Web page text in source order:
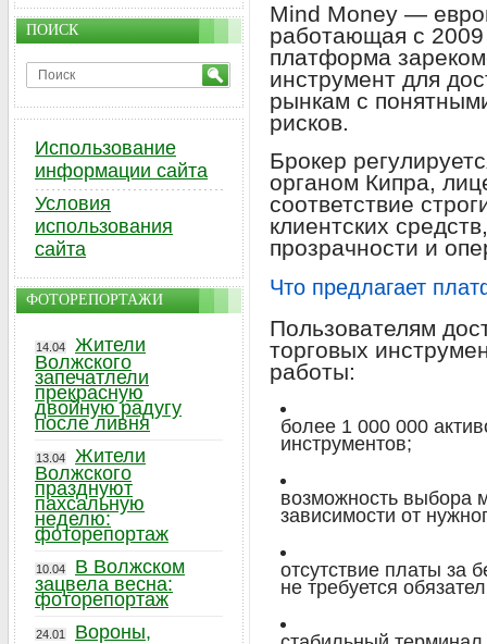
Mind Money —
работающая с
платформа
инструмент для
рынкам с
рисков.
Брокер
органом Кипра,
соответствие
клиентских
прозрачности и
Что предлагает
Пользователям
торговых
работы:
более 1 000 000
инструментов;
возможность выбора
зависимости от
отсутствие платы за
не требуется
ПОИСК
Использование
информации сайта
Условия
использования
сайта
ФОТОРЕПОРТАЖИ
14.04
Жители
Волжского
запечатлели
прекрасную
двойную радугу
после ливня
13.04
Жители
Волжского
празднуют
пахсальную
неделю:
фоторепортаж
10.04
В Волжском
зацвела весна:
фоторепортаж
24.01
Вороны,